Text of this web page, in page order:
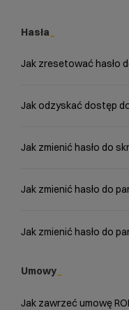
Hasła
Jak zresetować hasło
Jak odzyskać dostęp
Jak zmienić hasło do
Jak zmienić hasło do
Jak zmienić hasło do
Umowy
Jak zawrzeć umowę